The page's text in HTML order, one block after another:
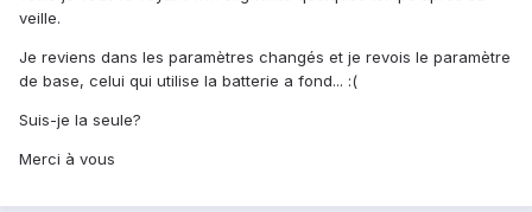
veille.
Je reviens dans les paramètres changés et je revois le paramètre
de base, celui qui utilise la batterie a fond... :(
Suis-je la seule?
Merci à vous